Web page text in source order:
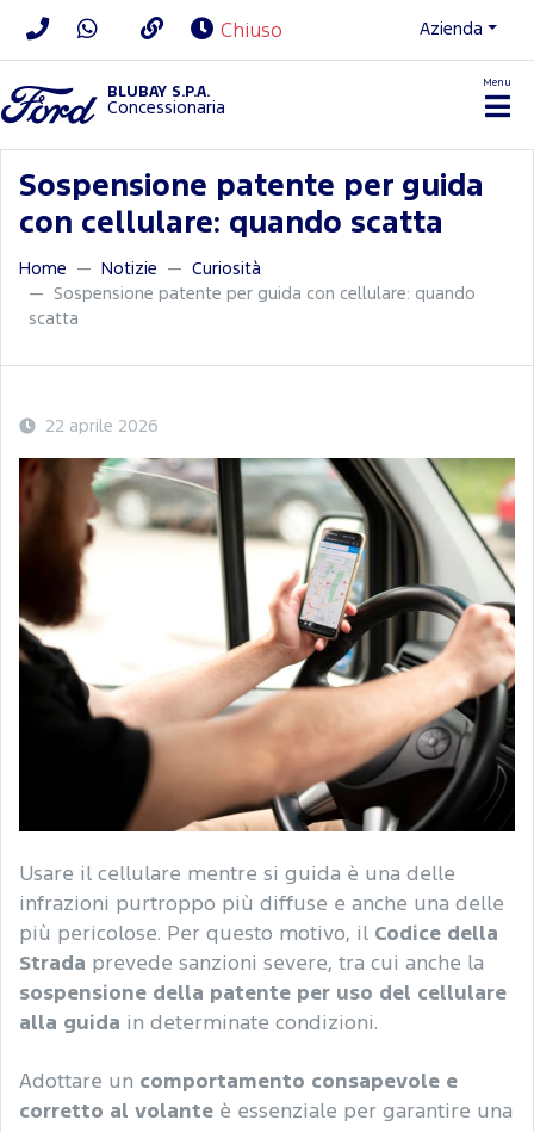
Chiuso Azienda
BLUBAY S.P.A.
Concessionaria
Menu
Sospensione patente per guida
con cellulare: quando scatta
Home Notizie
Curiosità
Sospensione patente per guida con cellulare: quando
scatta
22 aprile 2026
Usare il cellulare mentre si guida è una delle
infrazioni purtroppo più diffuse e anche una delle
più pericolose. Per questo motivo, il Codice della
Strada prevede sanzioni severe, tra cui anche la
sospensione della patente per uso del cellulare
alla guida in determinate condizioni.
Adottare un comportamento consapevole e
corretto al volante è essenziale per garantire una